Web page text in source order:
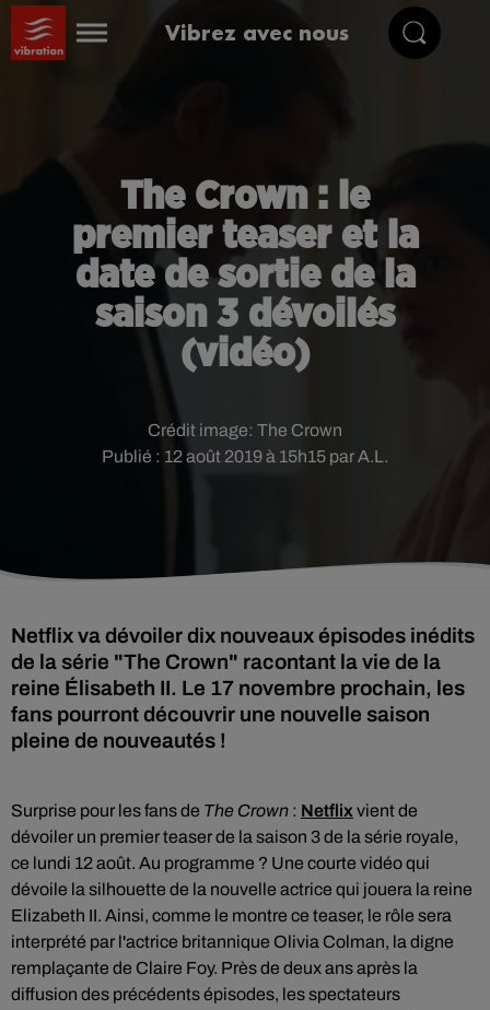
Vibrez avec nous
The Crown : le
premier teaser et la
date de sortie de la
saison 3 dévoilés
(vidéo)
Publié : 12 août 2019 à 15h15 par A.L.
Crédit image: The Crown
Netflix va dévoiler dix nouveaux épisodes inédits
de la série "The Crown" racontant la vie de la
reine Élisabeth II. Le 17 novembre prochain, les
fans pourront découvrir une nouvelle saison
pleine de nouveautés !
Surprise pour les fans de The Crown : Netflix vient de
dévoiler un premier teaser de la saison 3 de la série royale,
ce lundi 12 août. Au programme ? Une courte vidéo qui
dévoile la silhouette de la nouvelle actrice qui jouera la reine
Elizabeth II. Ainsi, comme le montre ce teaser, le rôle sera
interprété par l'actrice britannique Olivia Colman, la digne
remplaçante de Claire Foy. Près de deux ans après la
diffusion des précédents épisodes, les spectateurs